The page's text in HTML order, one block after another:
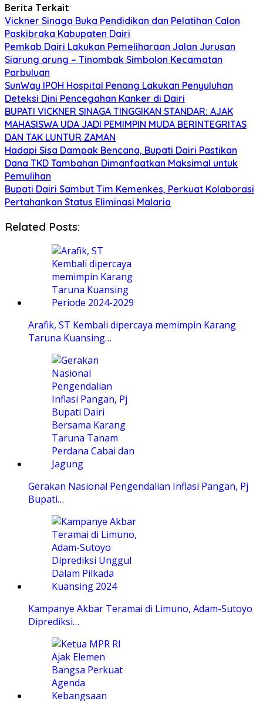
Berita Terkait
Vickner Sinaga Buka Pendidikan dan Pelatihan Calon
Paskibraka Kabupaten Dairi
Pemkab Dairi Lakukan Pemeliharaan Jalan Jurusan
Siarung arung – Tinombak Simbolon Kecamatan
Parbuluan
SunWay IPOH Hospital Penang Lakukan Penyuluhan
Deteksi Dini Pencegahan Kanker di Dairi
BUPATI VICKNER SINAGA TINGGIKAN STANDAR: AJAK
MAHASISWA UDA JADI PEMIMPIN MUDA BERINTEGRITAS
DAN TAK LUNTUR ZAMAN
Hadapi Sisa Dampak Bencana, Bupati Dairi Pastikan
Dana TKD Tambahan Dimanfaatkan Maksimal untuk
Pemulihan
Bupati Dairi Sambut Tim Kemenkes, Perkuat Kolaborasi
Pertahankan Status Eliminasi Malaria
Related Posts:
Arafik, ST Kembali dipercaya memimpin Karang
Taruna Kuansing…
Gerakan Nasional Pengendalian Inflasi Pangan, Pj
Bupati…
Kampanye Akbar Teramai di Limuno, Adam-Sutoyo
Diprediksi…